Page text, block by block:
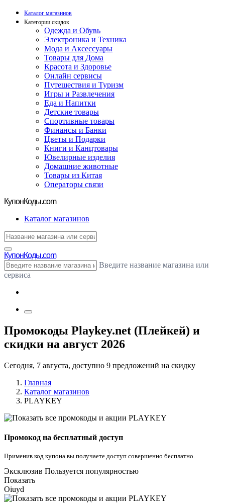
Каталог магазинов
Категории скидок
Одежда и Обувь
Электроника и Техника
Мода и Аксессуары
Товары для Дома
Красота и Здоровье
Онлайн сервисы
Путешествия и Туризм
Игры и Развлечения
Еда и Напитки
Детские товары
Спортивные товары
Финансы и Банки
Цветы и Подарки
Книги и Канцтовары
Ювелирные изделия
Домашние животные
Товары из Китая
Операторы связи
КупонКоды.com
Каталог магазинов
КупонКоды.com
Введите название магазина или
сервиса
Промокоды Playkey.net (Плейкей) и
скидки на август 2026
Сегодня, 7 августа, доступно 9 предложений на скидку
Главная
Каталог магазинов
PLAYKEY
Промокод на бесплатный доступ
Применив код купона вы получаете доступ совершенно бесплатно.
Эксклюзив Пользуется популярностью
Показать
Oiuyd